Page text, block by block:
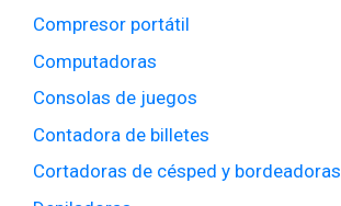
Compresor portátil
Computadoras
Consolas de juegos
Contadora de billetes
Cortadoras de césped y bordeadoras